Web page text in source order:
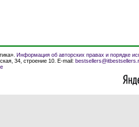
Информация об авторских правах и порядке
34, строение 10. E-mail: